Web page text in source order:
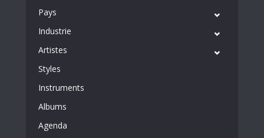
Pays
Industrie
Artistes
Styles
Instruments
Albums
Agenda